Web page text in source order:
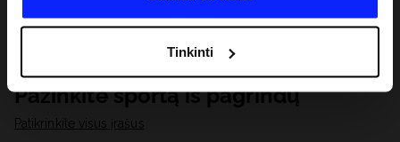
Jūsų asmeninę informaciją savo partneriams, siekdami
analitinius tyrimus, pritaikyti turinį ir tobulinti mūsų
partnerių siūlomus sprendimus (pvz., socialinius tinklus).
Išsamią informaciją rasite mūsų Privatumo politikoje ir
skiltyje „Išsami informacija“.
Tinkinti
Pažinkite sportą iš pagrindų
Patikrinkite visus įrašus